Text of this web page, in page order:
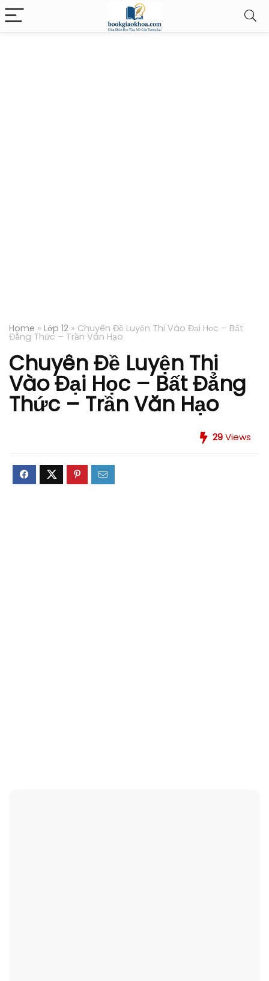
Home » Lớp 12 » Chuyên Đề Luyện Thi Vào Đại Học – Bất
Đẳng Thức – Trần Văn Hạo
Chuyên Đề Luyện Thi
Vào Đại Học – Bất Đẳng
Thức – Trần Văn Hạo
29Views